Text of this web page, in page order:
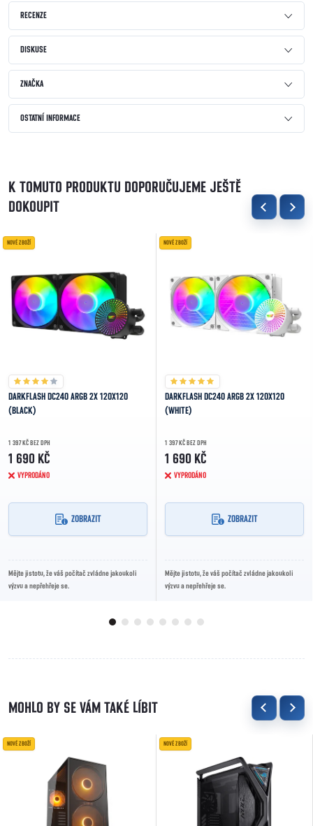
RECENZE
DISKUSE
ZNAČKA
OSTATNÍ INFORMACE
K TOMUTO PRODUKTU DOPORUČUJEME JEŠTĚ
DOKOUPIT
NOVÉ ZBOŽÍ
DARKFLASH DC240 ARGB 2X 120X120
(BLACK)
1 397 KČ BEZ DPH
1 690 KČ
VYPRODÁNO
ZOBRAZIT
Mějte jistotu, že váš počítač zvládne jakoukoli
výzvu a nepřehřeje se.
NOVÉ ZBOŽÍ
DARKFLASH DC240 ARGB 2X 120X120
(WHITE)
1 397 KČ BEZ DPH
1 690 KČ
VYPRODÁNO
ZOBRAZIT
Mějte jistotu, že váš počítač zvládne jakoukoli
výzvu a nepřehřeje se.
NOVÉ ZBOŽÍ NOVÉ ZBOŽÍ